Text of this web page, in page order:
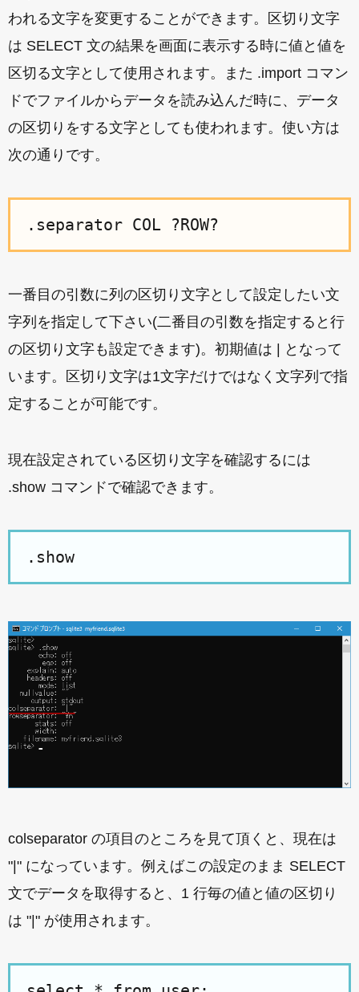
われる文字を変更することができます。区切り文字
は SELECT 文の結果を画面に表示する時に値と値を
区切る文字として使用されます。また .import コマン
ドでファイルからデータを読み込んだ時に、データ
の区切りをする文字としても使われます。使い方は
次の通りです。
.separator COL ?ROW?
一番目の引数に列の区切り文字として設定したい文
字列を指定して下さい(二番目の引数を指定すると行
の区切り文字も設定できます)。初期値は | となって
います。区切り文字は1文字だけではなく文字列で指
定することが可能です。
現在設定されている区切り文字を確認するには
.show コマンドで確認できます。
.show
colseparator の項目のところを見て頂くと、現在は
"|" になっています。例えばこの設定のまま SELECT
文でデータを取得すると、1 行毎の値と値の区切り
は "|" が使用されます。